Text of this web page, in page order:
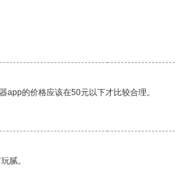
app的价格应该在50元以下才比较合理。
腻。